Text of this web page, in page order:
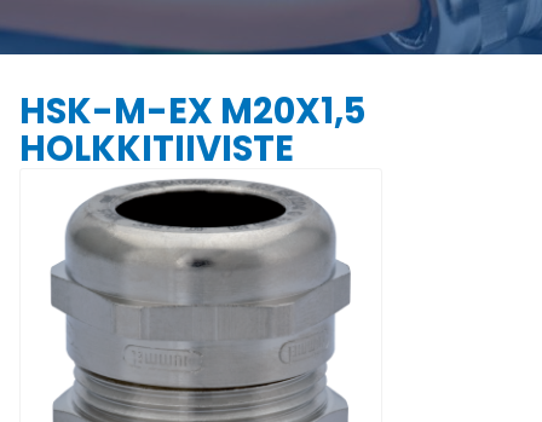
HSK-M-EX M20X1,5
HOLKKITIIVISTE